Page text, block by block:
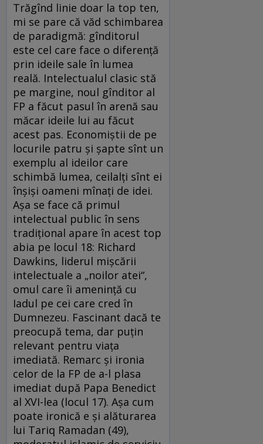
Trăgînd linie doar la top ten,
mi se pare că văd schimbarea
de paradigmă: gînditorul
este cel care face o diferenţă
prin ideile sale în lumea
reală. Intelectualul clasic stă
pe margine, noul gînditor al
FP a făcut pasul în arenă sau
măcar ideile lui au făcut
acest pas. Economiştii de pe
locurile patru şi şapte sînt un
exemplu al ideilor care
schimbă lumea, ceilalţi sînt ei
înşişi oameni mînaţi de idei.
Aşa se face că primul
intelectual public în sens
tradiţional apare în acest top
abia pe locul 18: Richard
Dawkins, liderul mişcării
intelectuale a „noilor atei“,
omul care îi ameninţă cu
Iadul pe cei care cred în
Dumnezeu. Fascinant dacă te
preocupă tema, dar puţin
relevant pentru viaţa
imediată. Remarc şi ironia
celor de la FP de a-l plasa
imediat după Papa Benedict
al XVI-lea (locul 17). Aşa cum
poate ironică e şi alăturarea
lui Tariq Ramadan (49),